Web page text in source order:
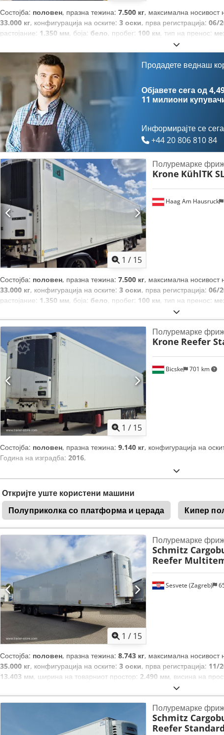
Состојба: половен, празна тежина: 7.500 кг, максимална носивост
33.000 кг, конфигурација на оските: 3 оски, прва регистрација: 06/
растојание: 1.350 мм, боја: бело, пробег: 100 км, тип на пренос:
Продадете веднаш
Објавете сега од
11 милиони
Информирајте се сега
+44 20 806 810 84
1 / 15
Haag Am Hausruck
Полуремарке
Krone KühlTK
Состојба: половен, празна тежина: 7.500 кг, максимална носивост
33.000 кг, конфигурација на оските: 3 оски, прва регистрација: 06/
растојание: 1.350 мм, боја: бело, пробег: 100 км, тип на пренос:
1 / 15
Bicske 701 km
Полуремарке
Krone Reefer
Состојба: половен, празна тежина: 9.140 кг, конфигурација на
Година на изградба: 2016,
Откријте уште користени машини
Полуприколка со платформа и церада
Кипер
1 / 15
Sesvete (Zagreb)
Полуремарке
Schmitz
Reefer
Состојба: половен, празна тежина: 8.743 кг, максимална носивост
35.000 кг, конфигурација на оските: 3 оски, прва регистрација: 11/
13.403 мм, ширина на товарниот простор: 2.490 мм, висина на
, големина на
изградба:2019, пробег:366.843 км, Опрема:ABS,
Полуремарке
Schmitz
Reefer